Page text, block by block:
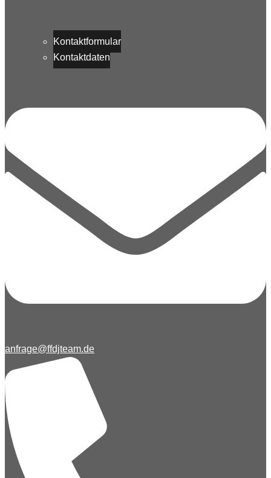
Kontaktformular
Kontaktdaten
anfrage@ffdjteam.de